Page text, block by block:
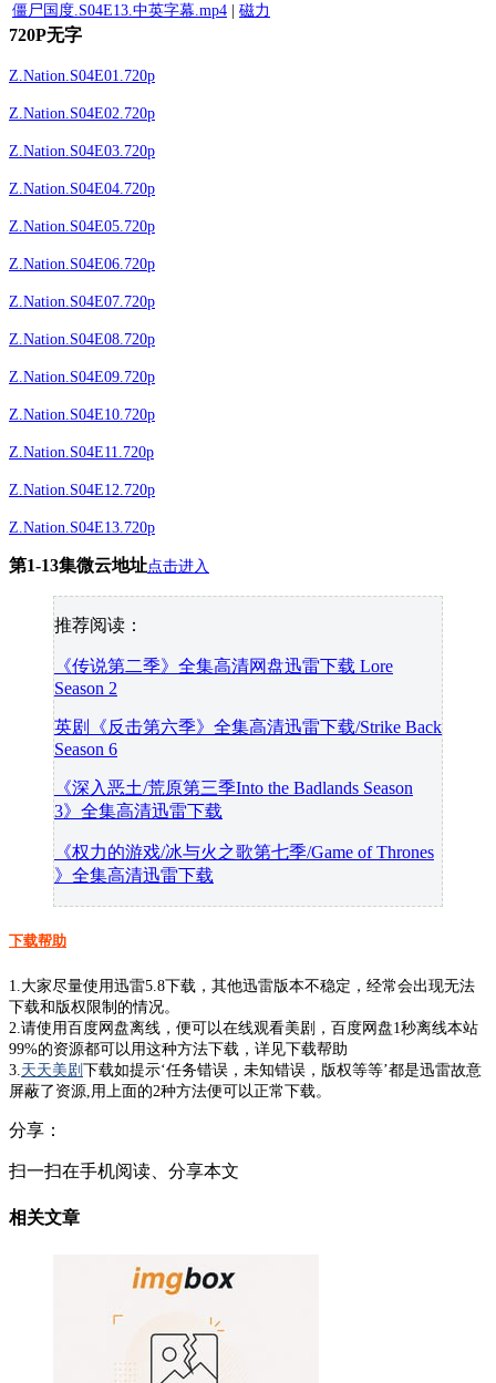
僵尸国度.S04E13.中英字幕.mp4
磁力
720P无字
Z.Nation.S04E01.720p
Z.Nation.S04E02.720p
Z.Nation.S04E03.720p
Z.Nation.S04E04.720p
Z.Nation.S04E05.720p
Z.Nation.S04E06.720p
Z.Nation.S04E07.720p
Z.Nation.S04E08.720p
Z.Nation.S04E09.720p
Z.Nation.S04E10.720p
Z.Nation.S04E11.720p
Z.Nation.S04E12.720p
Z.Nation.S04E13.720p
第1-13集微云地址点击进入
推荐阅读：
《传说第二季》全集高清网盘迅雷下载 Lore
Season 2
英剧《反击第六季》全集高清迅雷下载/Strike Back
Season 6
《深入恶土/荒原第三季Into the Badlands Season
3》全集高清迅雷下载
《权力的游戏/冰与火之歌第七季/Game of Thrones​
》全集高清迅雷下载
下载帮助
1.大家尽量使用迅雷5.8下载，其他迅雷版本不稳定，经常会出现无法
下载和版权限制的情况。
2.请使用百度网盘离线，便可以在线观看美剧，百度网盘1秒离线本站
99%的资源都可以用这种方法下载，详见下载帮助
3.天天美剧 下载如提示‘任务错误，未知错误，版权等等’都是迅雷故意
屏蔽了资源,用上面的2种方法便可以正常下载。
分享：
扫一扫在手机阅读、分享本文
相关文章